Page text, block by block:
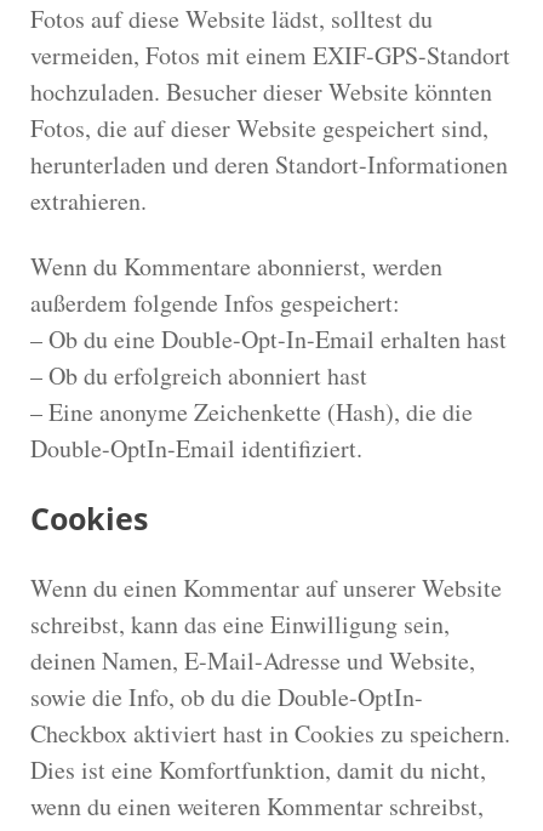
Fotos auf diese Website lädst, solltest du
vermeiden, Fotos mit einem EXIF-GPS-Standort
hochzuladen. Besucher dieser Website könnten
Fotos, die auf dieser Website gespeichert sind,
herunterladen und deren Standort-Informationen
extrahieren.
Wenn du Kommentare abonnierst, werden
außerdem folgende Infos gespeichert:
– Ob du eine Double-Opt-In-Email erhalten hast
– Ob du erfolgreich abonniert hast
– Eine anonyme Zeichenkette (Hash), die die
Double-OptIn-Email identifiziert.
Cookies
Wenn du einen Kommentar auf unserer Website
schreibst, kann das eine Einwilligung sein,
deinen Namen, E-Mail-Adresse und Website,
sowie die Info, ob du die Double-OptIn-
Checkbox aktiviert hast in Cookies zu speichern.
Dies ist eine Komfortfunktion, damit du nicht,
wenn du einen weiteren Kommentar schreibst,